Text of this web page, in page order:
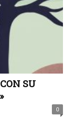
SU
0